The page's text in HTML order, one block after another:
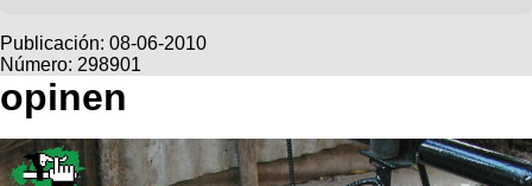
Bicicletas
Viajes
Descenso
Dirt
Buscar
Ultimos
Fotos
Bicicletas
Tandem
Videos
Cicloturismo
Publicación: 08-06-2010
Número: 298901
opinen